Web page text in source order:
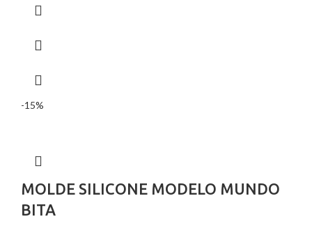
-15%
MOLDE SILICONE MODELO MUNDO
BITA